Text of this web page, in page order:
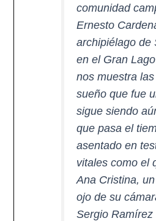
comunidad
Ernesto
archipiélago de
en el Gran
nos muestra
sueño que fue
sigue siendo
que pasa el
asentado en
vitales como el
Ana Cristina,
ojo de su
Sergio Ramírez